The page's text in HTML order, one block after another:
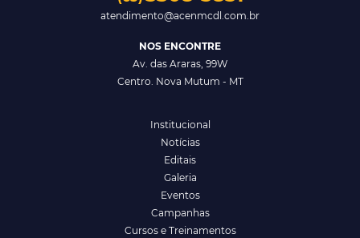
atendimento@acenmcdl.com.br
NOS ENCONTRE
Av. das Araras, 99W
Centro. Nova Mutum - MT
Institucional
Notícias
Editais
Galeria
Eventos
Campanhas
Cursos e Treinamentos